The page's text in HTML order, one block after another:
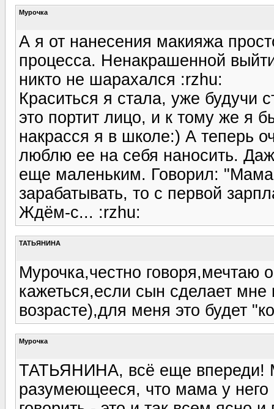
Мурочка
А я от нанесения макияжа
процесса. Ненакрашенной
никто не шарахался :rzhu:
Краситься я стала, уже будучи
это портит лицо, и к тому же я
накрасся я в школе:) А теперь
люблю ее на себя наносить.
еще маленьким. Говорил:
зарабатывать, то с первой
Ждём-c... :rzhu:
ТАТЬЯНИНА
Мурочка,честно говоря,мечтаю
кажеться,если сын сделает
возрасте),для меня это будет
Мурочка
ТАТЬЯНИНА, всё еще впереди!
разумеющееся, что мама у